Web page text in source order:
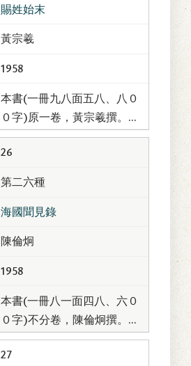
賜姓始末
黃宗羲
1958
本書(一冊九八面五八、八０
０字)原一卷，黃宗羲撰。今
與另著「鄭成功傳」合刊，
並收「行朝錄」中之「隆武
紀年」、「魯紀年」及「永
曆紀年」三篇作為...
26
第二六種
海國聞見錄
陳倫炯
1958
本書(一冊八一面四八、六０
０字)不分卷，陳倫炯撰。倫
炯字次安，號資齋；福建同
安人。父昂，賈海上；往來
27